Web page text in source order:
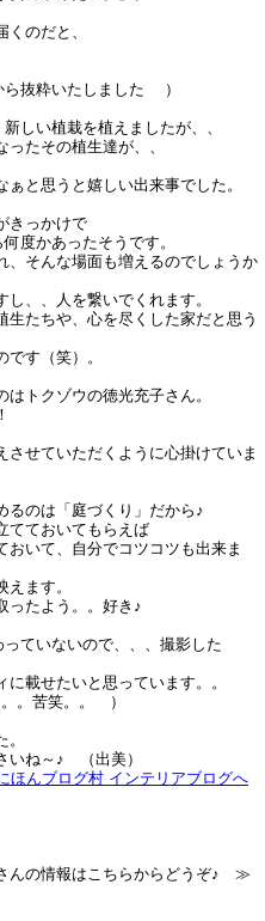
くのだと、
いたしました ）
しい植栽を植えましたが、、
たその植生達が、、
ぁと思うと嬉しい出来事でした。
きっかけで
度かあったそうです。
、そんな場面も増えるのでしょうか
、、人を繋いでくれます。
たちや、心を尽くした家だと思う
す（笑）。
トクゾウの徳光充子さん。
せていただくように心掛けていま
るのは「庭づくり」だから♪
てておいてもらえば
いて、自分でコツコツも出来ま
ます。
ったよう。。好き♪
ていないので、、、撮影した
載せたいと思っています。。
。苦笑。。 ）
いね～♪ （出美）
の情報はこちらからどうぞ♪ ≫